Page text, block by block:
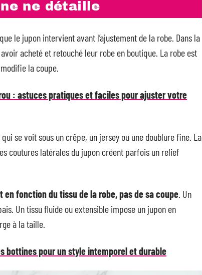
ne détaille
le jupon intervient avant l’ajustement de la robe. Dans la
acheté et retouché leur robe en boutique. La robe est
la coupe.
: astuces pratiques et faciles pour ajuster votre
se voit sous un crêpe, un jersey ou une doublure fine. La
coutures latérales du jupon créent parfois un relief
en fonction du tissu de la robe, pas de sa coupe. Un
Un tissu fluide ou extensible impose un jupon en
à la taille.
bottines pour un style intemporel et durable